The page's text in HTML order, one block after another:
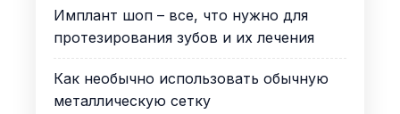
Имплант шоп – все, что нужно для
протезирования зубов и их лечения
Как необычно использовать обычную
металлическую сетку